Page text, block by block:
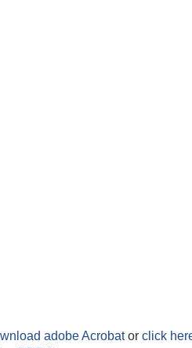
adobe Acrobator click